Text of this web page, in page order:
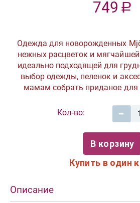
749 Р
Одежда для новорожденных
нежных расцветок и
идеально подходящей для
выбор одежды, пеленок и
мамам собрать приданое
Кол-во: −
В корзину
Купить в один
Описание